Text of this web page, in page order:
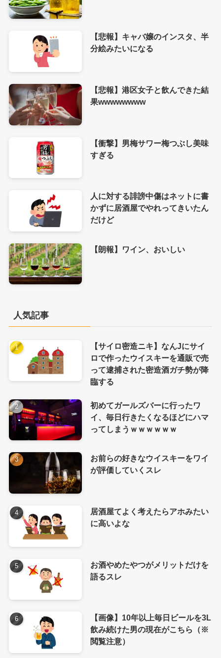
【悲報】キャバ嬢のインスタ、半
分絵みたいになる
【悲報】港区女子と飲んできた結
果wwwwwwww
【衝撃】男梅サワー梅つぶし美味
すぎる
人に対する誹謗中傷はネットに書
かずに居酒屋でやれってきいたん
だけど
【朗報】ワイン、おいしい
人気記事
【サイロ密造ニキ】なんJにサイ
ロで作ったウイスキーを通販で売
って逮捕された密造酒ガチ勢が降
臨する
初めてガールズバーに行ったワ
イ、毎日行きたくなるほどにハマ
ってしまうｗｗｗｗｗｗ
お前らの好きなウイスキーをワイ
が評価していくスレ
居酒屋てよく考えたらアホみたい
に高いよな
お酒やめたやつがメリットだけを
語るスレ
【画像】10年以上毎日ビールを3L
飲み続けた男の現在がこちら（※
閲覧注意）